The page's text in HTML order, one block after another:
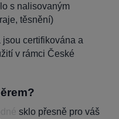
s nalisovaným
těsnění)
certifikována a
v rámci České
sklo přesně pro váš